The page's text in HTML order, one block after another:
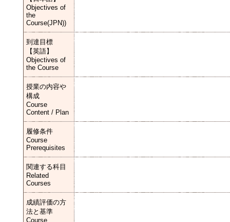
Objectives of
the
Course(JPN))
到達目標
【英語】
Objectives of
the Course
授業の内容や
構成
Course
Content / Plan
履修条件
Course
Prerequisites
関連する科目
Related
Courses
成績評価の方
法と基準
Course